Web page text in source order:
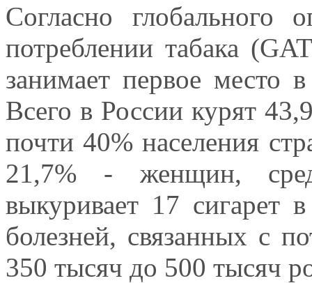
Согласно глобального
потреблении табака
занимает первое место
Всего в России курят
почти 40% населения
21,7% - женщин,
выкуривает 17
болезней, связанных с
350 тысяч до 500 тысяч